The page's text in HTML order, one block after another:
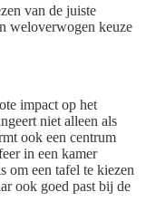
van de juiste
weloverwogen keuze
impact op het
niet alleen als
ook een centrum
in een kamer
om een tafel te kiezen
ook goed past bij de